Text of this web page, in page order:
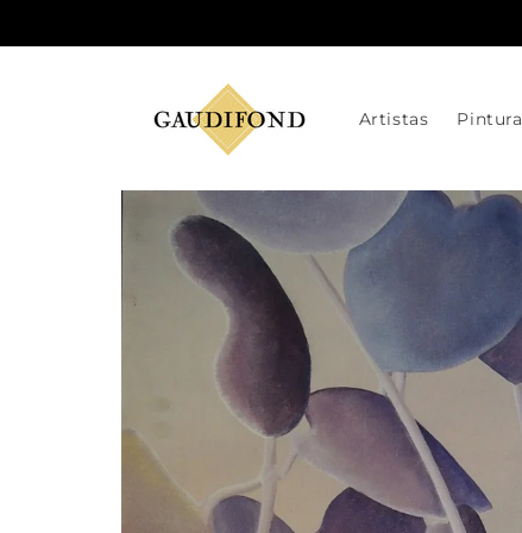
al contenido
Artistas Pintura
directamente
a la
información
del producto